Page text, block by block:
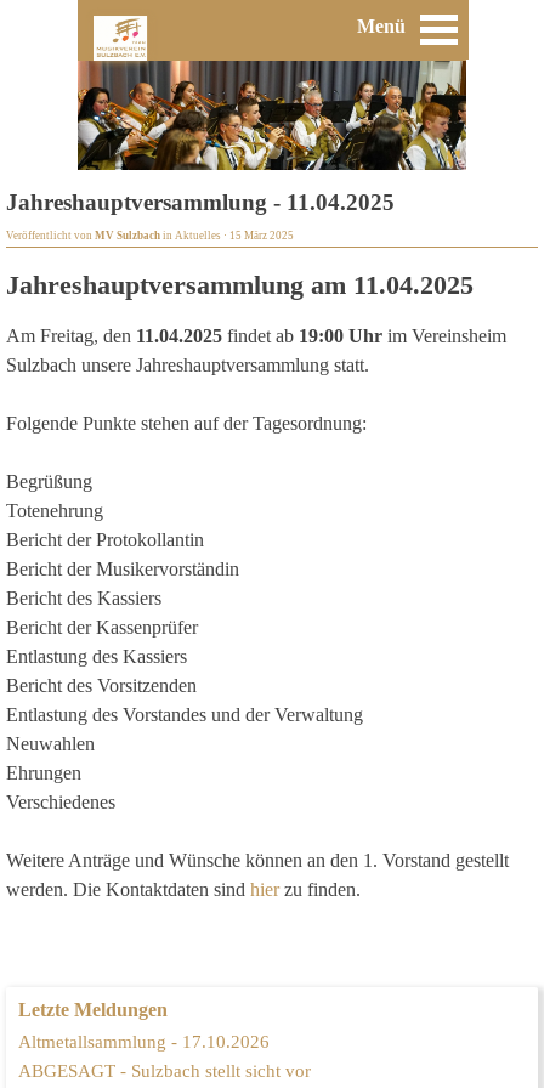
Menü
Jahreshauptversammlung - 11.04.2025
Veröffentlicht von MV Sulzbach in Aktuelles · 15 März 2025
Jahreshauptversammlung am 11.04.2025
Am Freitag, den 11.04.2025 findet ab 19:00 Uhr im Vereinsheim
Sulzbach unsere Jahreshauptversammlung statt.
Folgende Punkte stehen auf der Tagesordnung:
Begrüßung
Totenehrung
Bericht der Protokollantin
Bericht der Musikervorständin
Bericht des Kassiers
Bericht der Kassenprüfer
Entlastung des Kassiers
Bericht des Vorsitzenden
Entlastung des Vorstandes und der Verwaltung
Neuwahlen
Ehrungen
Verschiedenes
Weitere Anträge und Wünsche können an den 1. Vorstand gestellt
werden. Die Kontaktdaten sind hier zu finden.
Letzte Meldungen
Altmetallsammlung - 17.10.2026
ABGESAGT - Sulzbach stellt sicht vor